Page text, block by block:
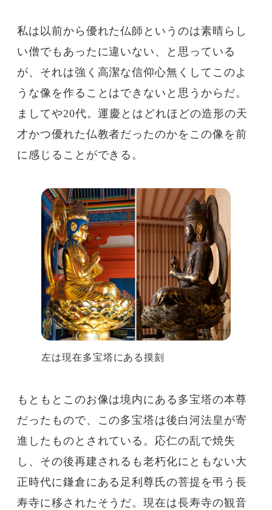
私は以前から優れた仏師というのは素晴らし
い僧でもあったに違いない、と思っている
が、それは強く高潔な信仰心無くしてこのよ
うな像を作ることはできないと思うからだ。
ましてや20代。運慶とはどれほどの造形の天
才かつ優れた仏教者だったのかをこの像を前
に感じることができる。
左は現在多宝塔にある摸刻
もともとこのお像は境内にある多宝塔の本尊
だったもので、この多宝塔は後白河法皇が寄
進したものとされている。応仁の乱で焼失
し、その後再建されるも老朽化にともない大
正時代に鎌倉にある足利尊氏の菩提を弔う長
寿寺に移されたそうだ。現在は長寿寺の観音